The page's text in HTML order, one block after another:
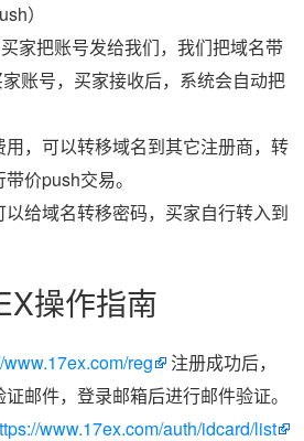
）
家把账号发给我们，我们把域名带
账号，买家接收后，系统会自动把
，可以转移域名到其它注册商，转
价push交易。
给域名转移密码，买家自行转入到
操作指南
www.17ex.com/reg
注册成功后，
邮件，登录邮箱后进行邮件验证。
www.17ex.com/auth/idcard/list